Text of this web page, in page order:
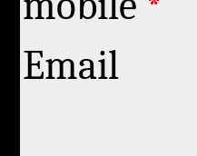
Email